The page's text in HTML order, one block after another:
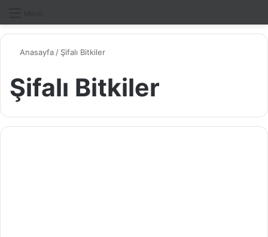
Anasayfa / Şifalı Bitkiler
Şifalı Bitkiler